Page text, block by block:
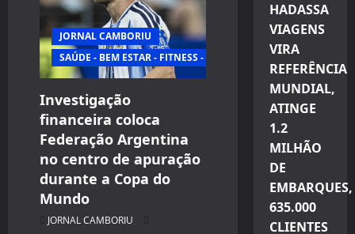
JORNAL CAMBORIU
SAÚDE - BEM ESTAR - FITNESS - ESPORTE
Investigação
financeira coloca
Federação Argentina
no centro de apuração
durante a Copa do
Mundo
JORNAL CAMBORIU
HADASSA
VIAGENS
VIRA
REFERÊNCIA
MUNDIAL,
ATINGE
1.2
MILHÃO
DE
EMBARQUES,
635.000
CLIENTES